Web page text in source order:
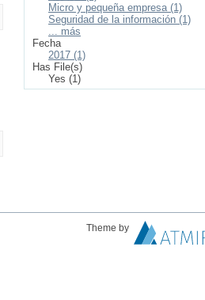
Micro y pequeña empresa (1)
Seguridad de la información (1)
... más
Fecha
2017 (1)
Has File(s)
Yes (1)
Theme by